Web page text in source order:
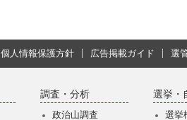
個人情報保護方針 広告掲載ガイド 選
調査・分析
政治山調査
選挙・
選挙